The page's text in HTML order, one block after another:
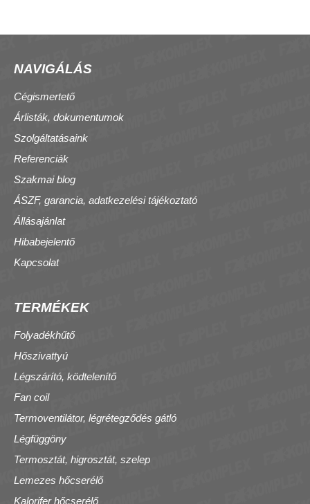
NAVIGÁLÁS
Cégismertető
Árlisták, dokumentumok
Szolgáltatásaink
Referenciák
Szakmai blog
ÁSZF, garancia, adatkezelési tájékoztató
Állásajánlat
Hibabejelentő
Kapcsolat
TERMÉKEK
Folyadékhűtő
Hőszivattyú
Légszárító, ködtelenítő
Fan coil
Termoventilátor, légrétegződés gátló
Légfüggöny
Termosztát, higrosztát, szelep
Lemezes hőcserélő
Kalorifer hőcserélő